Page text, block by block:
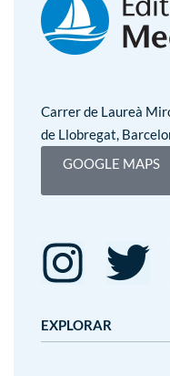
Carrer de Laureà
de Llobregat,
GOOGLE MAPS
EXPLORAR